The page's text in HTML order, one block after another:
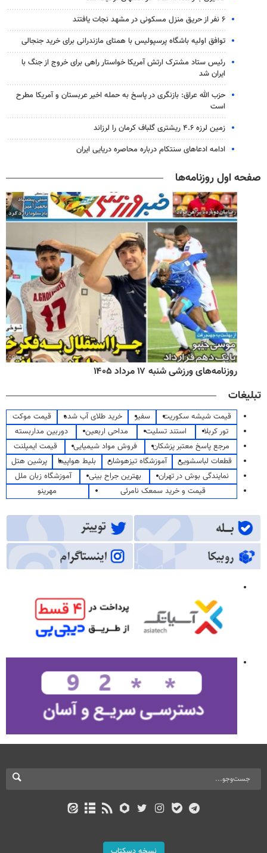
۶ نفر از حریق منزل مسکونی در مشهد نجات یافتند
توافق اولیه باشگاه پرسپولیس با همتای مازندرانی برای خرید جنجالی
رئیس ستاد مشترک ارتش آمریکا خواستار راهی برای خروج از جنگ با
ایران شد
حزب الله عراق: بازنگری در پاسخ به حمله اخیر عربستان و آمریکا مطرح
است
زمین لرزه ۴.۶ ریشتری گلباف کرمان را لرزاند
ادامه ادعاهای سنتکام درباره محاصره دریایی ایران
صفحه اول روزنامه‌ها
روزنامه‌های ورزشی شنبه ۱۷ مرداد ۱۴۰۵
تبلیغات
قیمت شیشه سکوریت سفیر خرید طلای آب شده
قیمت موکت
تور کربلا
استند تسلیت مداحی اربعین
دوربین مداربسته
مرجع پاسخ معتبر پزشکان
فروش مواد شیمیایی
قیمت ایمپلنت
قطعات لباسشویی
آموزشگاه تیزهوشان بلیط هواپیما
پرشین هتل
نمایندگی بوش در تهران
بهترین جراح بینی
آموزشگاه زبان ملل
قیمت و خرید سمعک نامرئی
مهرینو